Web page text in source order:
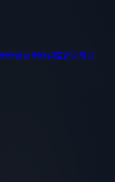
問卷設計問卷調查論文格式